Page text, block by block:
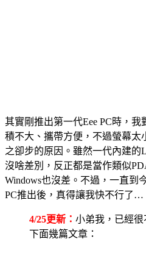
其實剛推出第一代Eee PC時，
積不大、攜帶方便，不過螢幕太
之卻步的原因。雖然一代內建的
沒啥差別，反正都是當作類似
Windows也沒差。不過，一直到
PC推出後，真得讓我快不行了…
4/25更新： 小弟我，已經
下面幾篇文章：